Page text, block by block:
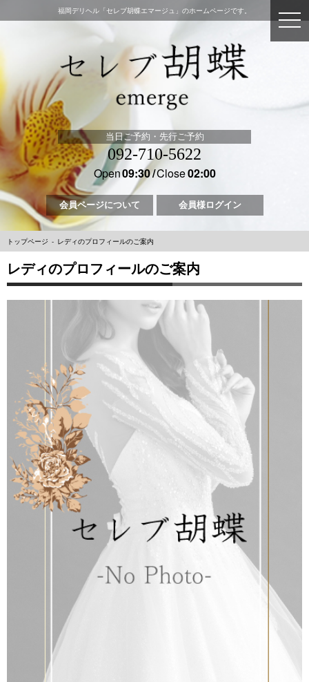
福岡デリヘル「セレブ胡蝶エマージュ」のホームページです。
当日ご予約・先行ご予約
092-710-5622
Open09:30 Close02:00
会員ページについて 会員様ログイン
トップページ レディのプロフィールのご案内
レディのプロフィールのご案内